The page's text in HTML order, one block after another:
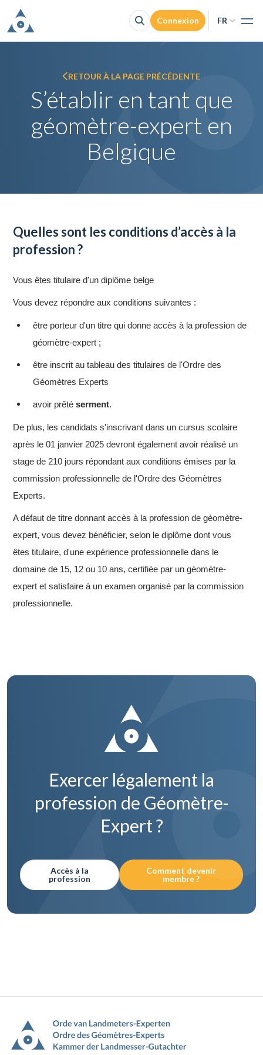
Connexion FR
NL
RETOUR À LA PAGE PRÉCÉDENTE
S’établir en tant que
géomètre-expert en
Belgique
Quelles sont les conditions d’accès à la
profession ?
Vous êtes titulaire d'un diplôme belge
Vous devez répondre aux conditions suivantes :
être porteur d'un titre qui donne accès à la profession de
géomètre-expert ;
être inscrit au tableau des titulaires de l'Ordre des
Géomètres Experts
avoir prêté serment.
De plus, les candidats s'inscrivant dans un cursus scolaire
après le 01 janvier 2025 devront également avoir réalisé un
stage de 210 jours répondant aux conditions émises par la
commission professionnelle de l'Ordre des Géomètres
Experts.
A défaut de titre donnant accès à la profession de géomètre-
expert, vous devez bénéficier, selon le diplôme dont vous
êtes titulaire, d'une expérience professionnelle dans le
domaine de 15, 12 ou 10 ans, certifiée par un géomètre-
expert et satisfaire à un examen organisé par la commission
professionnelle.
Exercer légalement la
profession de Géomètre-
Expert ?
Accès à la
profession
Comment devenir
membre ?
page